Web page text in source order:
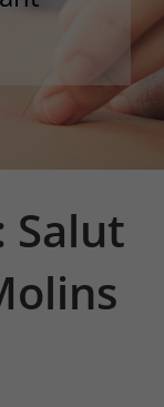
Salut